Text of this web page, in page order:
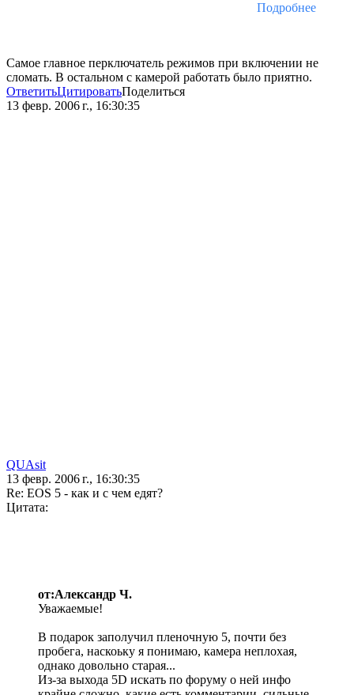
Подробнее
Самое главное перключатель режимов при включении не
сломать. В остальном с камерой работать было приятно.
ОтветитьЦитироватьПоделиться
13 февр. 2006 г., 16:30:35
QUAsit
13 февр. 2006 г., 16:30:35
Re: EOS 5 - как и с чем едят?
Цитата:
от:Александр Ч.
Уважаемые!
В подарок заполучил пленочную 5, почти без
пробега, наскоьку я понимаю, камера неплохая,
однако довольно старая...
Из-за выхода 5D искать по форуму о ней инфо